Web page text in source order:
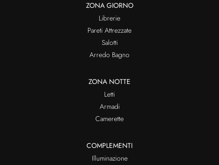
ZONA GIORNO
Librerie
Pareti Attrezzate
Salotti
Arredo Bagno
ZONA NOTTE
Letti
Armadi
Camerette
COMPLEMENTI
Illuminazione